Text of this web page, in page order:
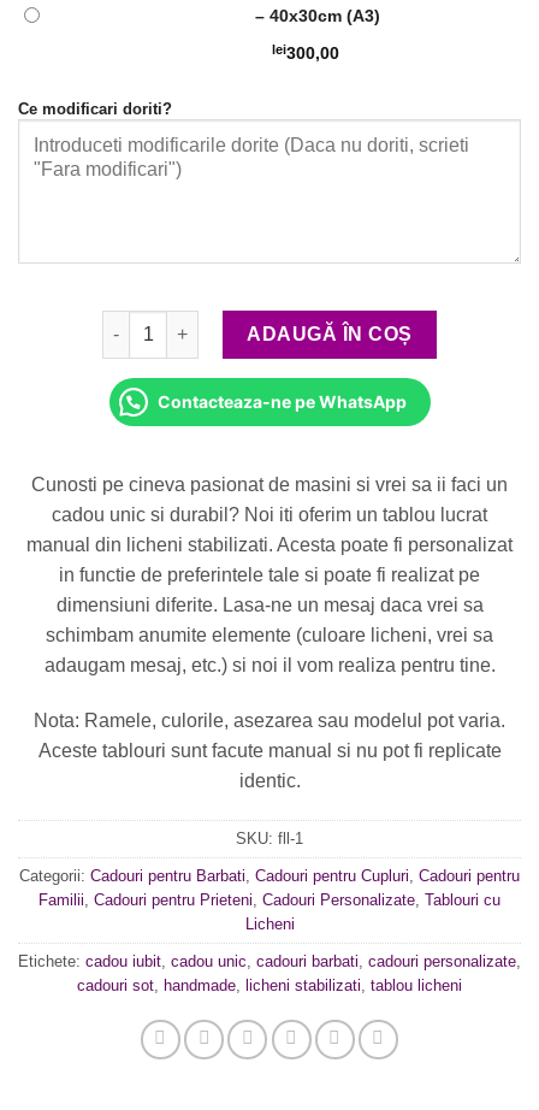
– 40x30cm (A3)
lei300,00
Ce modificari doriti?
Cantitate Cadou barbati - Tablou "Masina BMW"
ADAUGĂ ÎN COȘ
Contacteaza-ne pe WhatsApp
Cunosti pe cineva pasionat de masini si vrei sa ii faci un
cadou unic si durabil? Noi iti oferim un tablou lucrat
manual din licheni stabilizati. Acesta poate fi personalizat
in functie de preferintele tale si poate fi realizat pe
dimensiuni diferite. Lasa-ne un mesaj daca vrei sa
schimbam anumite elemente (culoare licheni, vrei sa
adaugam mesaj, etc.) si noi il vom realiza pentru tine.
Nota: Ramele, culorile, asezarea sau modelul pot varia.
Aceste tablouri sunt facute manual si nu pot fi replicate
identic.
SKU: fll-1
Categorii: Cadouri pentru Barbati, Cadouri pentru Cupluri, Cadouri pentru
Familii, Cadouri pentru Prieteni, Cadouri Personalizate, Tablouri cu
Licheni
Etichete: cadou iubit, cadou unic, cadouri barbati, cadouri personalizate,
cadouri sot, handmade, licheni stabilizati, tablou licheni